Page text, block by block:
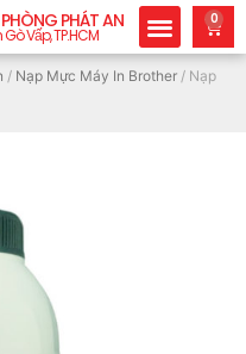
PHÁT AN
Vấp, TP.HCM
0
/ Nạp Mực Máy In Brother / Nạp